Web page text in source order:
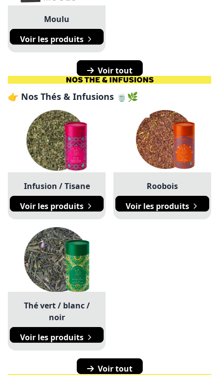
Moulu
Voir les produits
Voir tout
👉 Nos Thés & Infusions 🍵🌿
Infusion / Tisane
Voir les produits
Roobois
Voir les produits
Thé vert / blanc /
noir
Voir les produits
Voir tout